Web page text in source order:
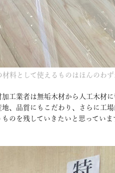
料として使えるものはほんのわず
工業者は無垢木材から人工木材
、品質にもこだわり、さらに工
のを残していきたいと思っていま